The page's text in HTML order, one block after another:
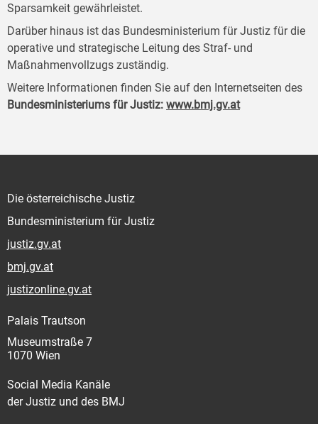
Sparsamkeit gewährleistet.
Darüber hinaus ist das Bundesministerium für Justiz für die
operative und strategische Leitung des Straf- und
Maßnahmenvollzugs zuständig.
Weitere Informationen finden Sie auf den Internetseiten des
Bundesministeriums für Justiz: www.bmj.gv.at
Die österreichische Justiz
Bundesministerium für Justiz
justiz.gv.at
bmj.gv.at
justizonline.gv.at
Palais Trautson
Museumstraße 7
1070 Wien
Social Media Kanäle
der Justiz und des BMJ